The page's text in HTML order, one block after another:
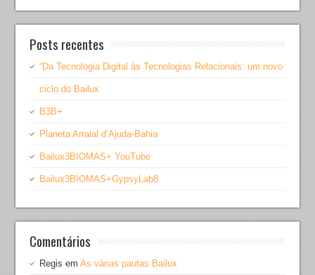
Posts recentes
“Da Tecnologia Digital às Tecnologias Relacionais: um novo
ciclo do Bailux
B3B+
Planeta Arraial d’Ajuda-Bahia
Bailux3BIOMAS+ YouTube
Bailux3BIOMAS+GypsyLab8
Comentários
Regis emAs várias pautas Bailux